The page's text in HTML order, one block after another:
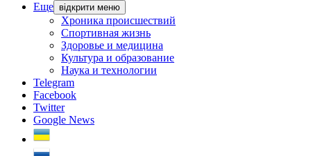
Еще відкрити меню
Хроника происшествий
Спортивная жизнь
Здоровье и медицина
Культура и образование
Наука и технологии
Telegram
Facebook
Twitter
Google News